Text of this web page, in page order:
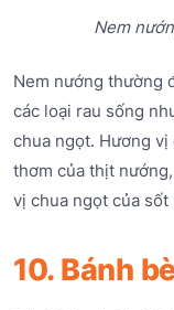
Nem
Nem nướng thường
các loại rau sống
chua ngọt. Hương
thơm của thịt
vị chua ngọt của sốt
10. Bánh